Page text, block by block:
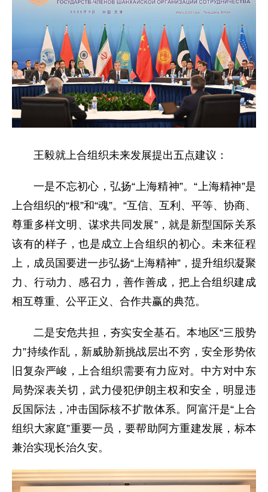
王毅就上合组织未来发展提出五点建议：
一是不忘初心，弘扬“上海精神”。“上海精神”是
上合组织的“根”和“魂”。“互信、互利、平等、协商、
尊重多样文明、谋求共同发展”，就是新型国际关系
该有的样子，也是成立上合组织的初心。未来征程
上，成员国要进一步弘扬“上海精神”，提升组织凝聚
力、行动力、感召力，善作善成，把上合组织建成
相互尊重、公平正义、合作共赢的典范。
二是安危共担，夯实安全基石。本地区“三股势
力”持续作乱，新威胁新挑战层出不穷，安全形势依
旧复杂严峻，上合组织需要有力应对。中方对中东
局势深表关切，武力侵犯伊朗主权和安全，明显违
反国际法，冲击国际核不扩散体系。阿富汗是“上合
组织大家庭”重要一员，要帮助阿方重建发展，标本
兼治实现长治久安。